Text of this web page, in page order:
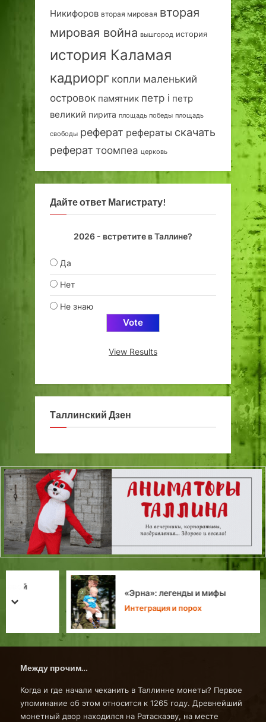
Никифоров вторая мировая вторая
мировая война вышгород история
история Каламая
кадриорг копли маленький
островок памятник петр i петр
великий пирита площадь победы площадь
свободы реферат рефераты скачать
реферат тоомпеа церковь
Дайте ответ Магистрату!
2026 - встретите в Таллине?
Да
Нет
Не знаю
View Results
Таллинский Дзен
«Эрна»: легенды и мифы
Интеграция и порох
prev
next
Между прочим…
Когда и где начали чеканить в Таллинне монеты? Первое
упоминание об этом относится к 1265 году. Древнейший
монетный двор находился на Ратаскаэву, на месте